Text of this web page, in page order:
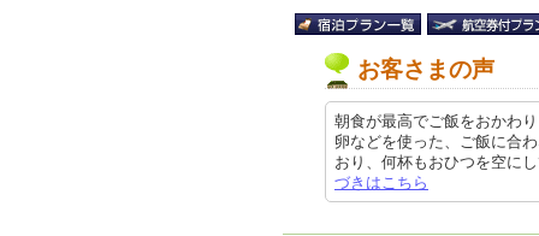
お客さまの声
朝食が最高でご飯をおかわ
卵などを使った、ご飯に合
おり、何杯もおひつを空に
づきはこちら